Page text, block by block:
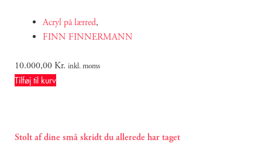
Acryl på lærred,
FINN FINNERMANN
10.000,00Kr. inkl. moms
Tilføj til kurv
Stolt af dine små skridt du allerede har taget